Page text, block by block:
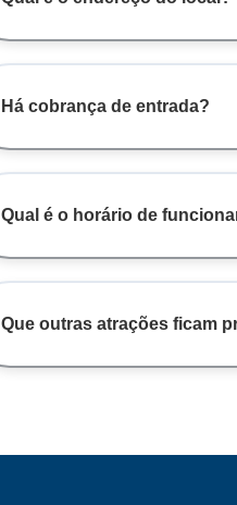
Há cobrança de entrada?
Qual é o horário de
Que outras atrações ficam